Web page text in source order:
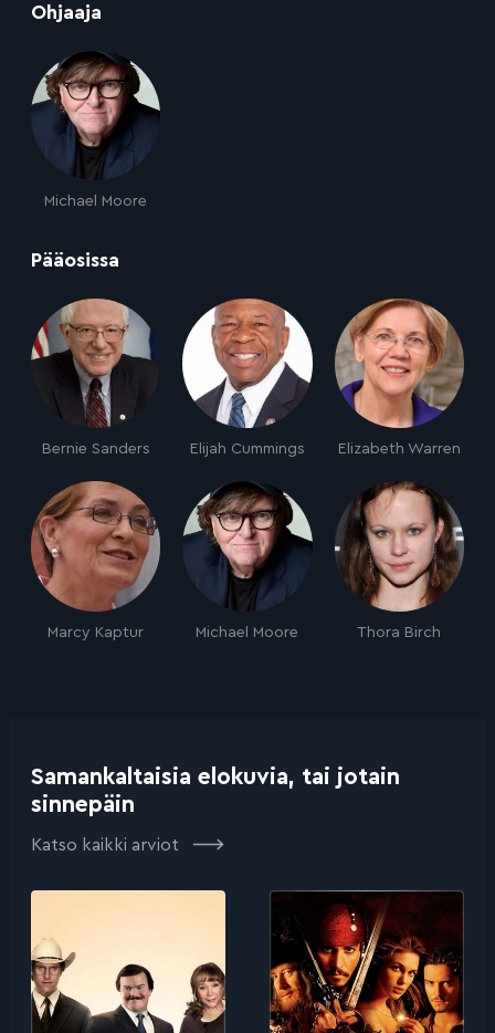
Ohjaaja
Michael Moore
Pääosissa
Bernie Sanders Elijah Cummings Elizabeth Warren
Marcy Kaptur Michael Moore Thora Birch
Samankaltaisia elokuvia, tai jotain
sinnepäin
Katso kaikki arviot